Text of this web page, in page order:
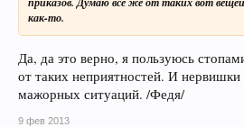
как-то.
Да, да это верно, я пользуюсь
от таких неприятностей. И
мажорных ситуаций. /Федя/
9 фев 2013